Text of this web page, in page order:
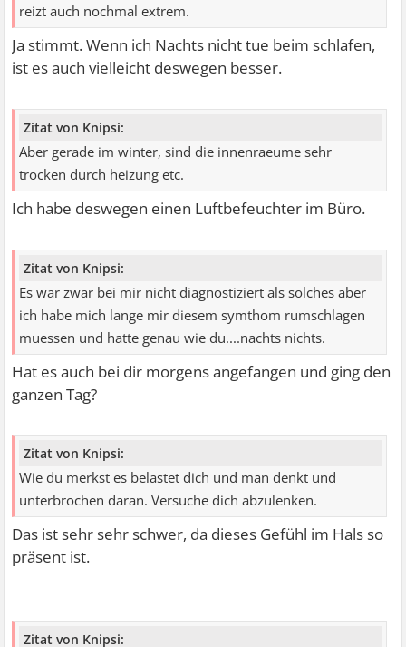
reizt auch nochmal extrem.
Ja stimmt. Wenn ich Nachts nicht tue beim schlafen,
ist es auch vielleicht deswegen besser.
Zitat von Knipsi:
Aber gerade im winter, sind die innenraeume sehr
trocken durch heizung etc.
Ich habe deswegen einen Luftbefeuchter im Büro.
Zitat von Knipsi:
Es war zwar bei mir nicht diagnostiziert als solches aber
ich habe mich lange mir diesem symthom rumschlagen
muessen und hatte genau wie du....nachts nichts.
Hat es auch bei dir morgens angefangen und ging den
ganzen Tag?
Zitat von Knipsi:
Wie du merkst es belastet dich und man denkt und
unterbrochen daran. Versuche dich abzulenken.
Das ist sehr sehr schwer, da dieses Gefühl im Hals so
präsent ist.
Zitat von Knipsi: